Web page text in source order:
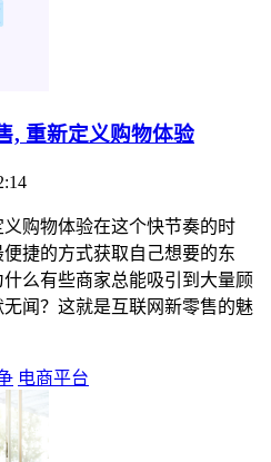
, 重新定义购物体验
购物体验在这个快节奏的时
捷的方式获取自己想要的东
么有些商家总能吸引到大量顾
闻？这就是互联网新零售的魅
电商平台